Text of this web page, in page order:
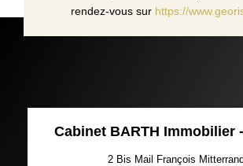
rendez-vous sur https://
Cabinet BARTH Immobilier
2 Bis Mail François